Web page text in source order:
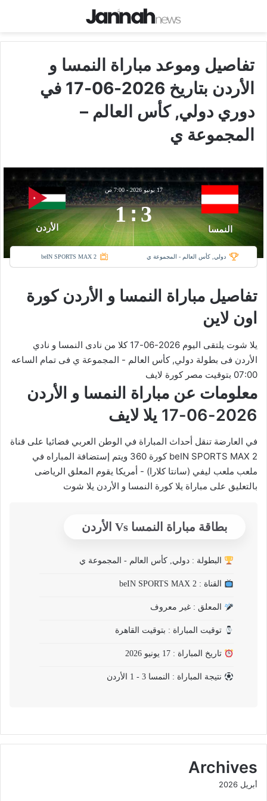
تفاصيل وموعد مباراة النمسا و
الأردن بتاريخ 2026-06-17 في
دوري دولي, كأس العالم –
المجموعة ي
النمسا
17 يونيو 2026 -7:00 ص
3
:
1
الأردن
دولي, كأس العالم - المجموعة ي beIN SPORTS MAX 2
تفاصيل مباراة النمسا و الأردن كورة
اون لاين
يلا شوت يلتقى اليوم 2026-06-17 كلا من نادى النمسا و نادي
الأردن فى بطولة دولي, كأس العالم - المجموعة ي فى تمام الساعه
07:00 بتوقيت مصر كورة لايف
معلومات عن مباراة النمسا و الأردن
2026-06-17 يلا لايف
في العارضة تنقل أحداث المباراة في الوطن العربي فضائيا على قناة
beIN SPORTS MAX 2 كورة 360 ويتم إستضافة المباراه في
ملعب ملعب ليفي (سانتا كلارا) - أمريكا يقوم المعلق الرياضى
بالتعليق على مباراة يلا كورة النمسا و الأردن يلا شوت
بطاقة مباراة النمسا Vs الأردن
البطولة : دولي, كأس العالم - المجموعة ي
القناة : beIN SPORTS MAX 2
المعلق : غير معروف
توقيت المباراة : بتوقيت القاهرة
تاريخ المباراة : 17 يونيو 2026
نتيجة المباراة : النمسا 3 - 1 الأردن
Archives
أبريل 2026